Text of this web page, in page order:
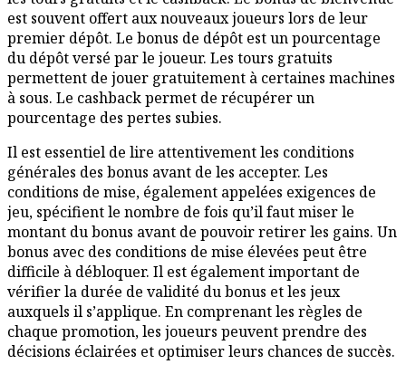
est souvent offert aux nouveaux joueurs lors de leur
premier dépôt. Le bonus de dépôt est un pourcentage
du dépôt versé par le joueur. Les tours gratuits
permettent de jouer gratuitement à certaines machines
à sous. Le cashback permet de récupérer un
pourcentage des pertes subies.
Il est essentiel de lire attentivement les conditions
générales des bonus avant de les accepter. Les
conditions de mise, également appelées exigences de
jeu, spécifient le nombre de fois qu’il faut miser le
montant du bonus avant de pouvoir retirer les gains. Un
bonus avec des conditions de mise élevées peut être
difficile à débloquer. Il est également important de
vérifier la durée de validité du bonus et les jeux
auxquels il s’applique. En comprenant les règles de
chaque promotion, les joueurs peuvent prendre des
décisions éclairées et optimiser leurs chances de succès.